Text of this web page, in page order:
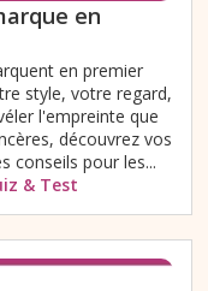
en
en premier
style, votre regard,
l'empreinte que
découvrez vos
conseils pour les...
& Test